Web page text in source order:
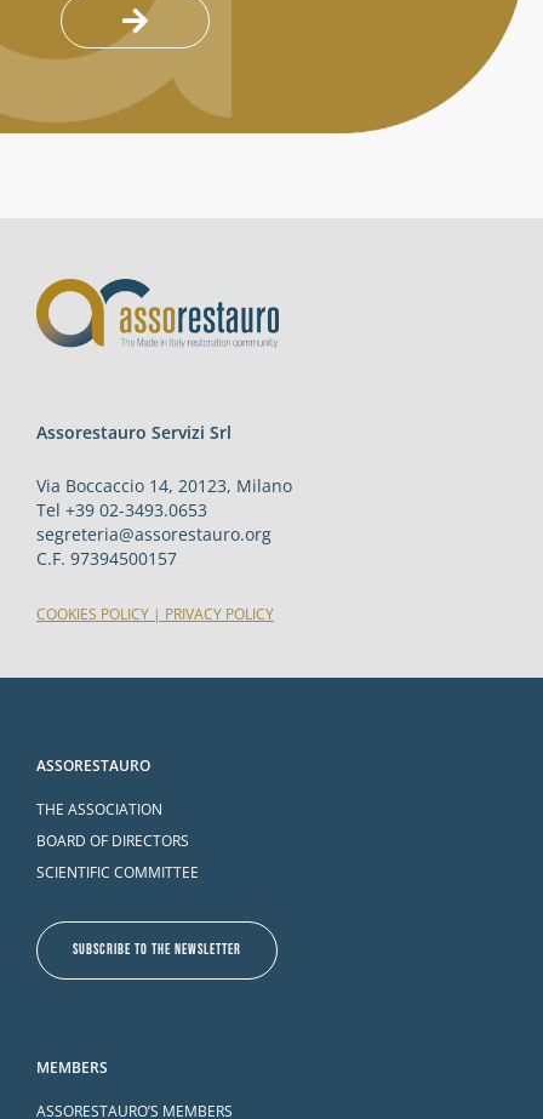
Assorestauro Servizi Srl
Via Boccaccio 14, 20123, Milano
Tel +39 02-3493.0653
segreteria@assorestauro.org
C.F. 97394500157
COOKIES POLICY | PRIVACY POLICY
ASSORESTAURO
THE ASSOCIATION
BOARD OF DIRECTORS
SCIENTIFIC COMMITTEE
SUBSCRIBE TO THE NEWSLETTER
MEMBERS
ASSORESTAURO’S MEMBERS